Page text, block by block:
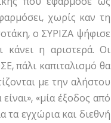
χωρίς καν τη
ο ΣΥΡΙΖΑ ψήφισε
κάνει η αριστερά. Οι
πάλι καπιταλισμό θα
με την αλήστου
«μία έξοδος από
τα εγχώρια και διεθνή